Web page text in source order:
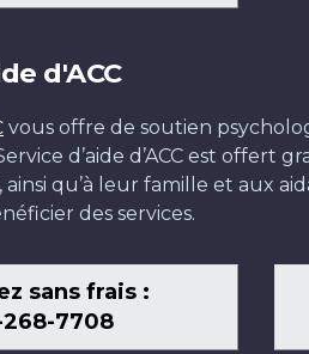
d'ACC
vous offre de soutien
d’aide d’ACC est offert
qu’à leur famille et aux
des services.
sans frais :
268-7708